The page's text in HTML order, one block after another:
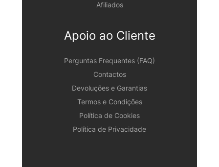
Afiliados
Apoio ao Cliente
Perguntas Frequentes (FAQ)
Contactos
Devoluções e Garantias
Termos e Condições
Política de Cookies
Política de Privacidade